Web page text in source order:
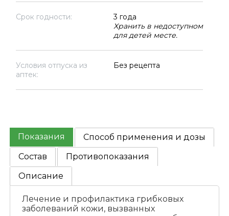
Срок годности:
3 года
Хранить в недоступном
для детей месте.
Условия отпуска из
аптек:
Без рецепта
Показания
Способ применения и дозы
Состав
Противопоказания
Описание
Лечение и профилактика грибковых
заболеваний кожи, вызванных